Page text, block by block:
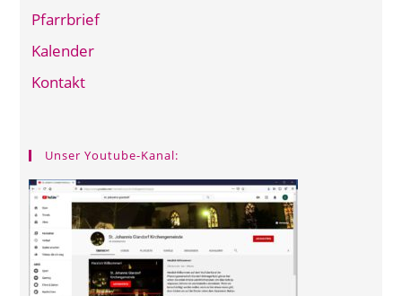
Pfarrbrief
Kalender
Kontakt
Unser Youtube-Kanal: